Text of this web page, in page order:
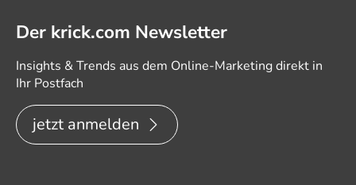
Der krick.com Newsletter
Insights & Trends aus dem Online-Marketing direkt in
Ihr Postfach
jetzt anmelden